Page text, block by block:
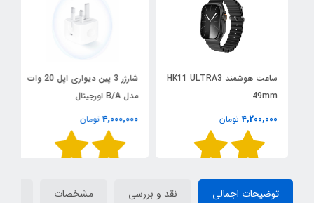
ساعت هوشمند HK11 ULTRA3
49mm
4,200,000 تومان
شارژر 3 پین دیواری اپل 20 وات
مدل B/A اورجینال
4,000,000 تومان
توضیحات اجمالی نقد و بررسی مشخصات